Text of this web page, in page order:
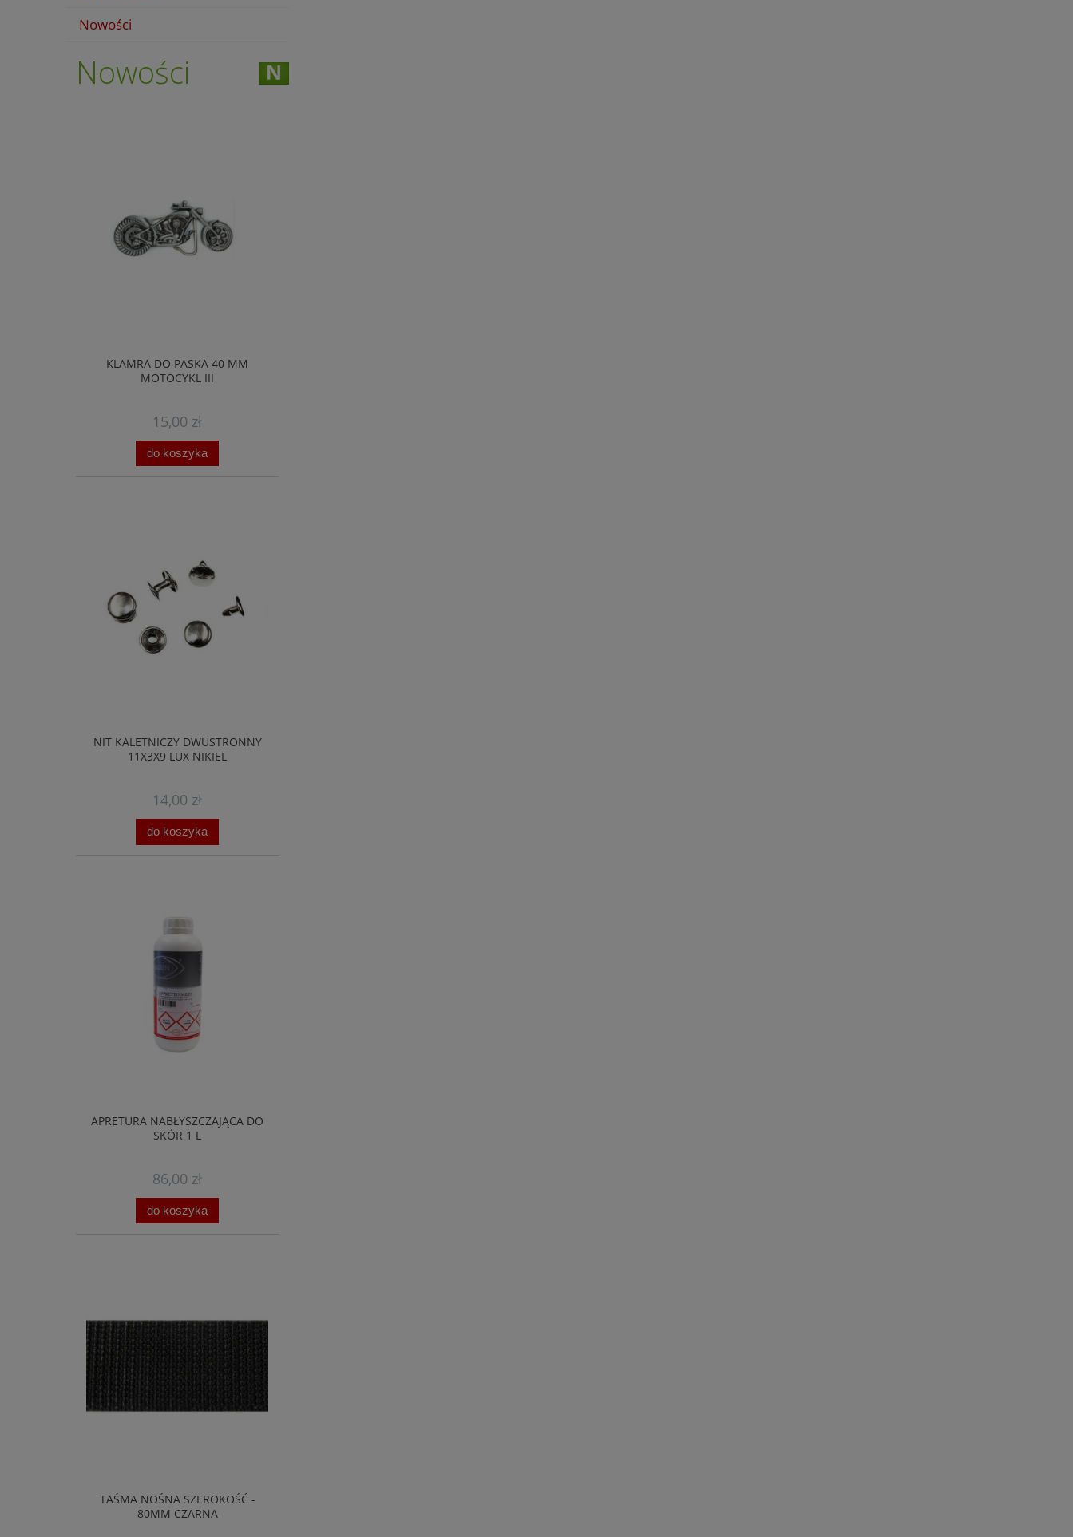
Nowości
Nowości
KLAMRA DO PASKA 40 MM
MOTOCYKL III
15,00 zł
do koszyka
NIT KALETNICZY DWUSTRONNY
11X3X9 LUX NIKIEL
14,00 zł
do koszyka
APRETURA NABŁYSZCZAJĄCA DO
SKÓR 1 L
86,00 zł
do koszyka
TAŚMA NOŚNA SZEROKOŚĆ -
80MM CZARNA